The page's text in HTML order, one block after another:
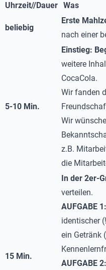
Uhrzeit//Dauer
Was
beliebig
Erste
nach einer
5-10 Min.
Einstieg:
weitere
CocaCola.
Wir fanden
Wir
z.B.
die
15 Min.
In der 2er-
verteilen.
AUFGABE 1:
identischer
ein Getränk
AUFGABE 2: